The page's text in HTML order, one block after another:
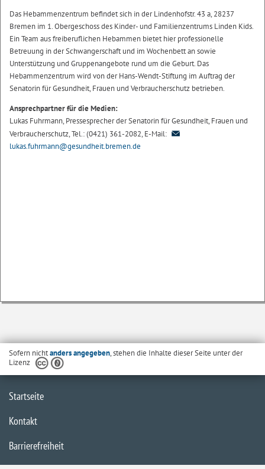
Das Hebammenzentrum befindet sich in der Lindenhofstr. 43 a, 28237
Bremen im 1. Obergeschoss des Kinder- und Familienzentrums Linden Kids.
Ein Team aus freiberuflichen Hebammen bietet hier professionelle
Betreuung in der Schwangerschaft und im Wochenbett an sowie
Unterstützung und Gruppenangebote rund um die Geburt. Das
Hebammenzentrum wird von der Hans-Wendt-Stiftung im Auftrag der
Senatorin für Gesundheit, Frauen und Verbraucherschutz betrieben.
Ansprechpartner für die Medien:
Lukas Fuhrmann, Pressesprecher der Senatorin für Gesundheit, Frauen und
Verbraucherschutz, Tel.: (0421) 361-2082, E-Mail:
lukas.fuhrmann@gesundheit.bremen.de
Sofern nichtanders angegeben, stehen die Inhalte dieser Seite unter der
Lizenz
Startseite
Kontakt
Barrierefreiheit